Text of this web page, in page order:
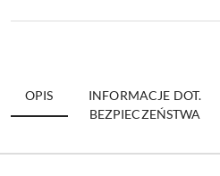
OPIS
INFORMACJE DOT.
BEZPIECZEŃSTWA